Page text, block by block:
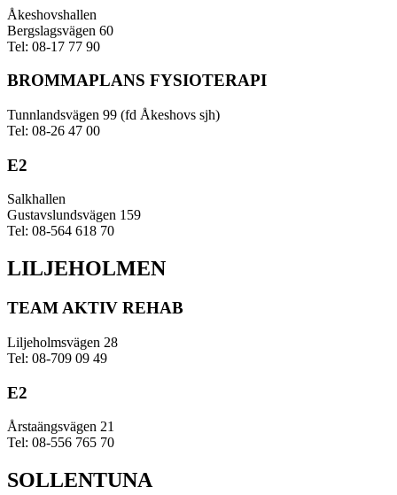
Åkeshovshallen
Bergslagsvägen 60
Tel: 08-17 77 90
BROMMAPLANS FYSIOTERAPI
Tunnlandsvägen 99 (fd Åkeshovs sjh)
Tel: 08-26 47 00
E2
Salkhallen
Gustavslundsvägen 159
Tel: 08-564 618 70
LILJEHOLMEN
TEAM AKTIV REHAB
Liljeholmsvägen 28
Tel: 08-709 09 49
E2
Årstaängsvägen 21
Tel: 08-556 765 70
SOLLENTUNA